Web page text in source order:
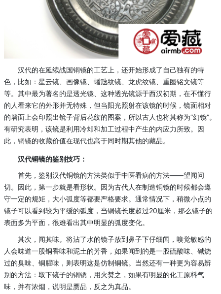
汉代的在延续战国铜镜的工艺上，还开始形成了自己独有的特
色，比如：星云镜、画像镜、蟠虺纹镜、龙虎纹镜、重圈铭文镜等
等。其中最为著名的是透光镜、这种透光镜源于西汉初期，在不懂行
的人看来它的外形并无特殊，但当阳光照射在该镜的时候，镜面相对
的墙面上会印照出镜子背后花纹的图案，所以古人也将其称为“幻镜”。
有研究表明，该镜是利用冷却和加工过程中产生的内应力所致。因
此，铜镜的收藏价值在现代也高于同时期其他的藏品。
汉代铜镜的鉴别技巧：
首先，鉴别汉代铜镜的方法类似于中医看病的方法——望闻问
切。因此，第一步就是看形状。因为古代人在制造铜镜的时候都会遵
守一定的规矩，大小弧度等都要严格要求。通常情况下，稍微小点的
镜子可以看到较为平缓的弧度，当铜镜长度超过20厘米，那么镜子的
表面多为平面，很难看出其中明显的弧度变化。
其次，闻其味。将沾了水的镜子放到鼻子下仔细闻，嗅觉敏感的
人会味道一股铜香味和泥土的芳香，如果闻到的是一股硫酸味、碱烧
过的臭味、铜腥味，则表明这是仿制铜镜。当然还有一种更为容易辨
别的方法：取下镜子的铜锈，用火焚之，如果有明显的化工原料气
味，并有浓烟，说明是赝品，反之为真品。